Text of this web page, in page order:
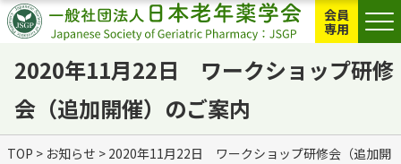
会員
専用
2020年11月22日 ワークショップ研修
会（追加開催）のご案内
TOP > お知らせ > 2020年11月22日 ワークショップ研修会（追加開